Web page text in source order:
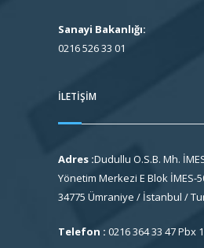
Sanayi Bakanlığı:
0216 526 33 01
İLETIŞIM
Adres :Dudullu O.S.B. Mh.
Yönetim Merkezi E Blok İMES-
34775 Ümraniye / İstanbul /
Telefon : 0216 364 33 47 Pbx